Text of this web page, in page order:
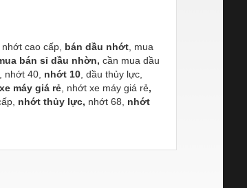
nhớt cao cấp, bán dầu nhớt , mua
bán sỉ dầu nhờn, cần mua dầu
, nhớt 40, nhớt 10 , dầu thủy lực,
máy giá rẻ , nhớt xe máy giá rẻ,
nhớt thủy lực, nhớt 68, nhớt